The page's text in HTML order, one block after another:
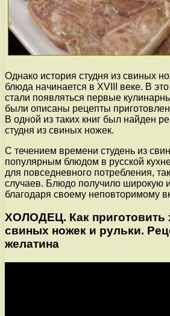
Однако история студня из свиных
блюда начинается в XVIII веке. В
стали появляться первые
были описаны рецепты
В одной из таких книг был найден
студня из свиных ножек.
С течением времени студень из
популярным блюдом в русской
для повседневного потребления,
случаев. Блюдо получило широкую
благодаря своему неповторимому
ХОЛОДЕЦ. Как приготовить
свиных ножек и рульки.
желатина